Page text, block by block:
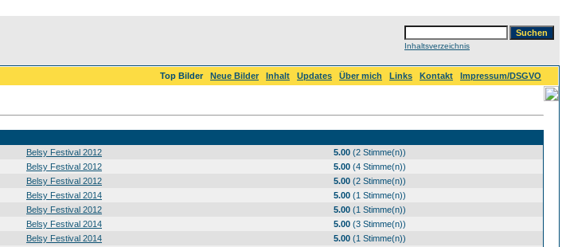
Inhaltsverzeichnis
Top Bilder Neue Bilder Inhalt Updates Über mich Links Kontakt
Impressum/DSGVO
Belsy Festival 2012 5.00 (2 Stimme(n))
Belsy Festival 2012 5.00 (4 Stimme(n))
Belsy Festival 2012 5.00 (2 Stimme(n))
Belsy Festival 2014 5.00 (1 Stimme(n))
Belsy Festival 2012 5.00 (1 Stimme(n))
Belsy Festival 2014 5.00 (3 Stimme(n))
Belsy Festival 2014 5.00 (1 Stimme(n))